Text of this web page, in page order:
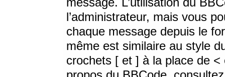
l’administrateur, mais vous
chaque message depuis le
même est similaire au style
crochets [ et ] à la place de <